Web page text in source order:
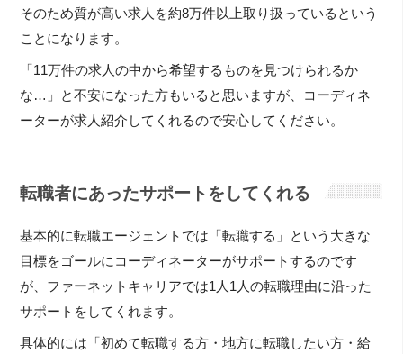
そのため質が高い求人を約8万件以上取り扱っているという
ことになります。
「11万件の求人の中から希望するものを見つけられるか
な…」と不安になった方もいると思いますが、コーディネ
ーターが求人紹介してくれるので安心してください。
転職者にあったサポートをしてくれる
基本的に転職エージェントでは「転職する」という大きな
目標をゴールにコーディネーターがサポートするのです
が、ファーネットキャリアでは1人1人の転職理由に沿った
サポートをしてくれます。
具体的には「初めて転職する方・地方に転職したい方・給